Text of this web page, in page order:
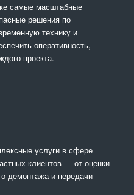
самые масштабные
решения по
технику и
оперативность,
проекта.
услуги в сфере
клиентов — от оценки
демонтажа и передачи